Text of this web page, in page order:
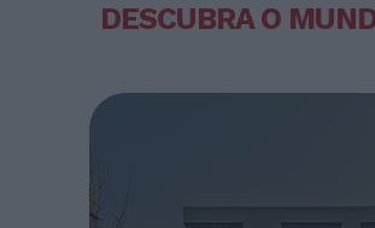
DESCUBRA O